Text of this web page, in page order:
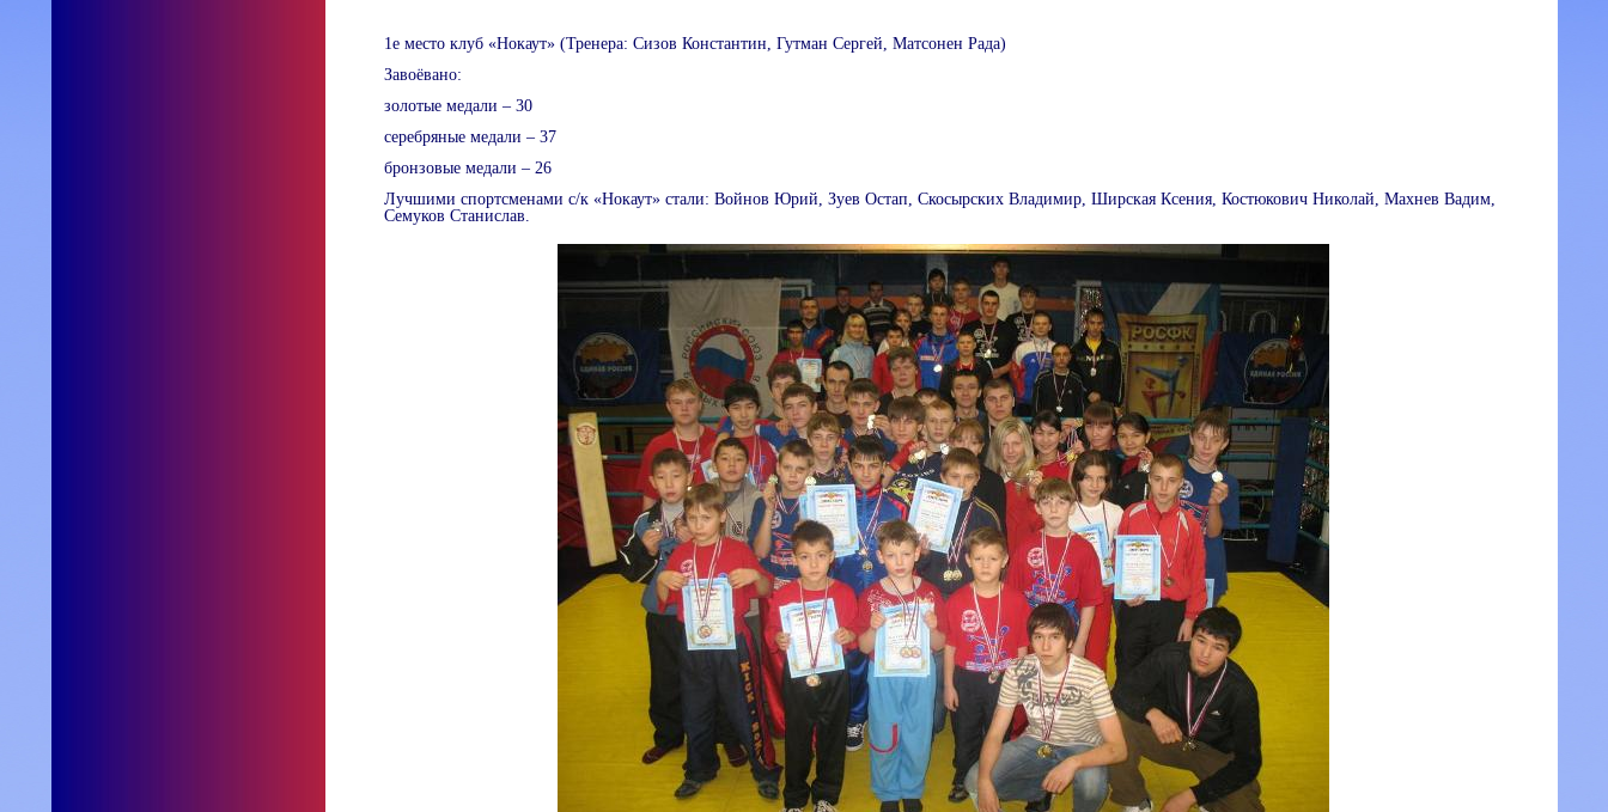
1е место клуб «Нокаут» (Тренера: Сизов Константин, Гутман Сергей, Матсонен Рада)
Завоёвано:
золотые медали – 30
серебряные медали – 37
бронзовые медали – 26
Лучшими спортсменами с/к «Нокаут» стали: Войнов Юрий, Зуев Остап, Скосырских Владимир, Ширская Ксения, Костюкович Николай, Махнев Вадим,
Семуков Станислав.